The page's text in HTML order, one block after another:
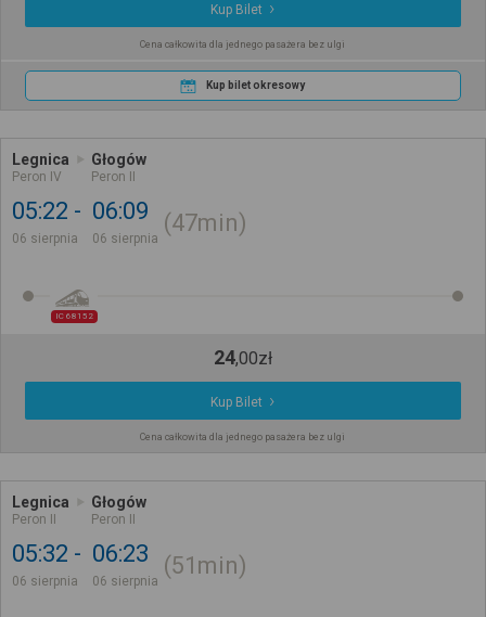
Kup Bilet
Cena całkowita dla jednego pasażera bez ulgi
Kup bilet okresowy
Legnica
Peron IV
Głogów
Peron II
05:22
06 sierpnia
06:09
06 sierpnia
47min
IC 68152
24,00zł
Kup Bilet
Cena całkowita dla jednego pasażera bez ulgi
Legnica
Peron II
Głogów
Peron II
05:32
06 sierpnia
06:23
06 sierpnia
51min